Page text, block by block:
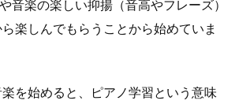
音楽の楽しい抑揚（音高やフレーズ）
楽しんでもらうことから始めていま
を始めると、ピアノ学習という意味